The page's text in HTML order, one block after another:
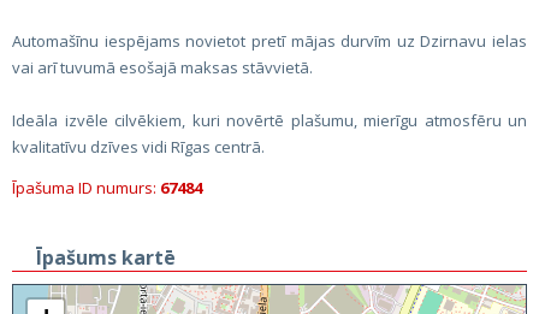
Automašīnu iespējams novietot pretī mājas durvīm uz Dzirnavu ielas
vai arī tuvumā esošajā maksas stāvvietā.
Ideāla izvēle cilvēkiem, kuri novērtē plašumu, mierīgu atmosfēru un
kvalitatīvu dzīves vidi Rīgas centrā.
Īpašuma ID numurs: 67484
Īpašums kartē